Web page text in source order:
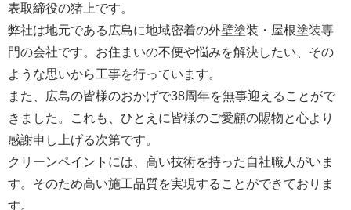
表取締役の猪上です。
弊社は地元である広島に地域密着の外壁塗装・屋根塗装専
門の会社です。お住まいの不便や悩みを解決したい、その
ような思いから工事を行っています。
また、広島の皆様のおかげで38周年を無事迎えることがで
きました。これも、ひとえに皆様のご愛顧の賜物と心より
感謝申し上げる次第です。
クリーンペイントには、高い技術を持った自社職人がいま
す。そのため高い施工品質を実現することができておりま
す。